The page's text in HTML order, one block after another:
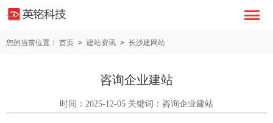
您的当前位置： 首页 > 建站资讯 > 长沙建网站
咨询企业建站
时间：2025-12-05 关键词：咨询企业建站